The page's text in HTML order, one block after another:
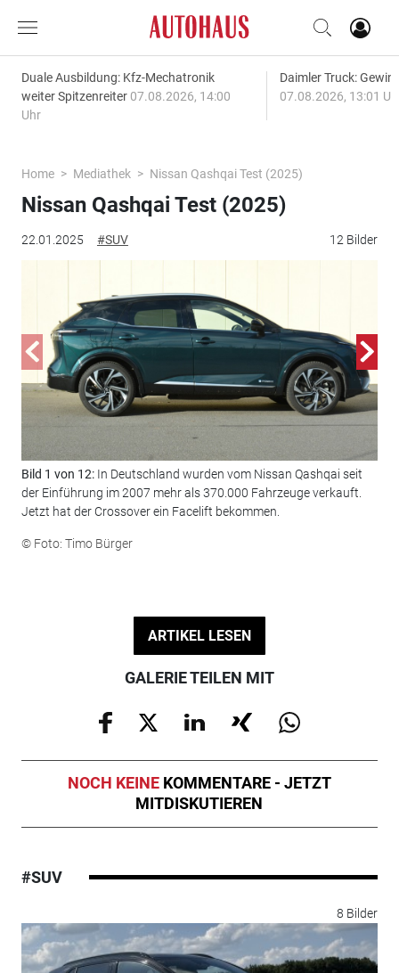
Duale Ausbildung: Kfz-Mechatronik
weiter Spitzenreiter 07.08.2026, 14:00
Uhr
Daimler Truck:
07.08.2026, 13:01
Home Mediathek Nissan Qashqai Test (2025)
22.01.2025 #SUV 12 Bilder
Nissan Qashqai Test (2025)
Bild 1 von 12: In Deutschland wurden vom Nissan Qashqai seit
der Einführung im 2007 mehr als 370.000 Fahrzeuge verkauft.
Jetzt hat der Crossover ein Facelift bekommen.
© Foto: Timo Bürger
ARTIKEL LESEN
GALERIE TEILEN MIT
NOCH KEINE KOMMENTARE - JETZT
MITDISKUTIEREN
#SUV
8 Bilder